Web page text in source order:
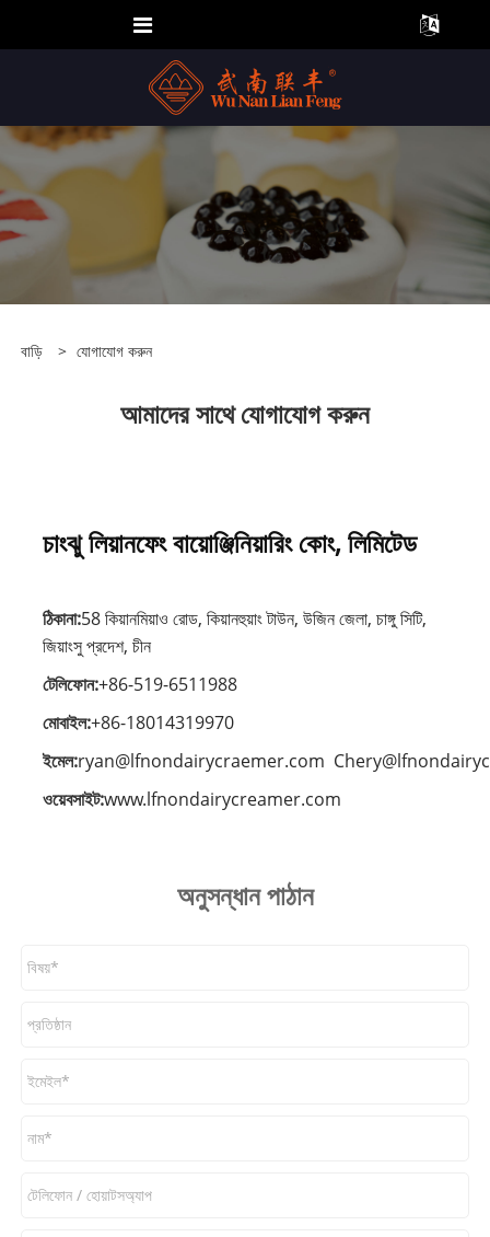
বাড়ি > যোগাযোগ করুন
আমাদের সাথে যোগাযোগ করুন
চাংঝু লিয়ানফেং বায়োঞ্জিনিয়ারিং কোং, লিমিটেড
ঠিকানা:58 কিয়ানমিয়াও রোড, কিয়ানহুয়াং টাউন, উজিন জেলা, চাঙ্গু সিটি,
জিয়াংসু প্রদেশ, চীন
টেলিফোন:+86-519-6511988
মোবাইল:+86-18014319970
ইমেল:ryan@lfnondairycraemer.com
ওয়েবসাইট:www.lfnondairycreamer.com
অনুসন্ধান পাঠান